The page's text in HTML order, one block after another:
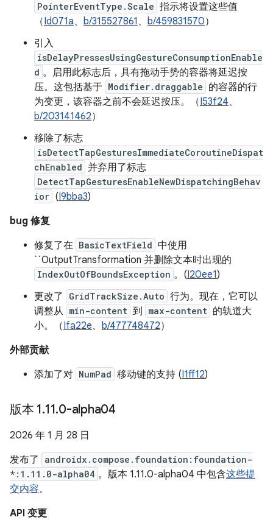
PointerEventType.Scale 指示将设置这些值
（Id071a、 b/315527861 、 b/459831570）
引入
isDelayPressesUsingGestureConsumptionEnable
d 。启用此标志后，具有拖动手势的容器将延迟按
压。这包括基于 Modifier.draggable 的容器的行
为变更，该容器之前不会延迟按压。（I53f24、
b/203141462）
移除了标志
isDetectTapGesturesImmediateCoroutineDispat
chEnabled 并弃用了标志
DetectTapGesturesEnableNewDispatchingBehav
ior (I9bba3)
bug 修复
修复了在 BasicTextField 中使用
``OutputTransformation 并删除文本时出现的
IndexOutOfBoundsException 。(I20ee1)
更改了
GridTrackSize.Auto 行为。现在，它可以
调整从 min-content 到 max-content 的轨道大
小。（Ifa22e、 b/477748472）
外部贡献
添加了对 NumPad 移动键的支持 (I1ff12)
版本 1.11.0-alpha04
2026 年 1 月 28 日
发布了
androidx.compose.foundation:foundation-
*:1.11.0-alpha04 。版本 1.11.0-alpha04 中包含这些提
交内容。
API 变更